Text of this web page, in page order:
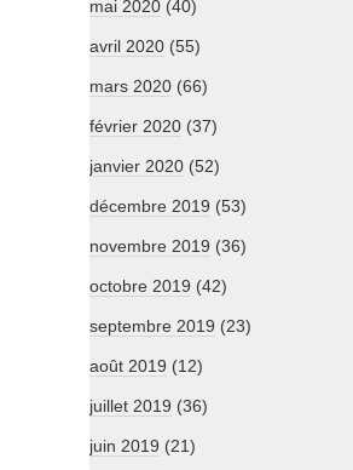
mai 2020 (40)
avril 2020 (55)
mars 2020 (66)
février 2020 (37)
janvier 2020 (52)
décembre 2019 (53)
novembre 2019 (36)
octobre 2019 (42)
septembre 2019 (23)
août 2019 (12)
juillet 2019 (36)
juin 2019 (21)